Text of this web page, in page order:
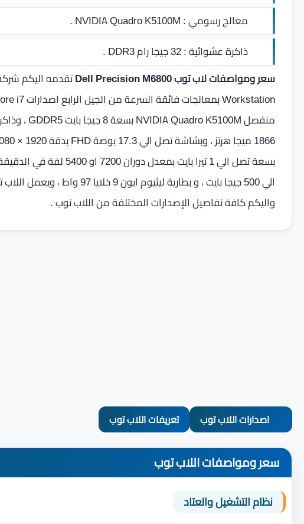
معالج رسومي :NVIDIA Quadro K5100M .
ذاكرة عشوائية :32 جيجا رام DDR3
.
سعر ومواصفات لاب توب Dell Precision M6800
تقدمه اليكم
واليكم كافة تفاصيل الإصدارات المختلفة من اللاب توب .
اصدارات اللاب توب تعريفات اللاب توب
سعر ومواصفات اللاب توب
نظام التشغيل والعتاد